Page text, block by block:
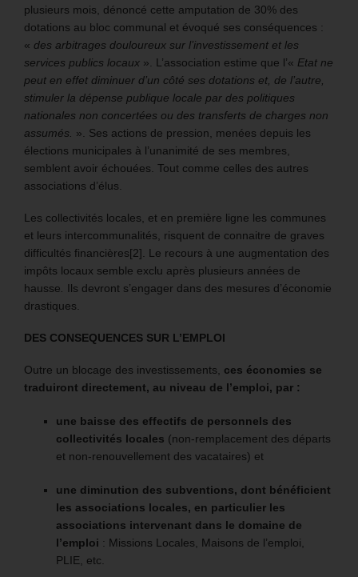
plusieurs mois, dénoncé cette amputation de 30% des
dotations au bloc communal et évoqué ses conséquences :
« des arbitrages douloureux sur l’investissement et les
services publics locaux ». L’association estime que l’« Etat ne
peut en effet diminuer d’un côté ses dotations et, de l’autre,
stimuler la dépense publique locale par des politiques
nationales non concertées ou des transferts de charges non
assumés.
». Ses actions de pression, menées depuis les
élections municipales à l’unanimité de ses membres,
semblent avoir échouées. Tout comme celles des autres
associations d’élus.
Les collectivités locales, et en première ligne les communes
et leurs intercommunalités, risquent de connaitre de graves
difficultés financières[2]. Le recours à une augmentation des
impôts locaux semble exclu après plusieurs années de
hausse
Ils devront s’engager dans des mesures d’économie
drastiques.
DES CONSEQUENCES SUR L’EMPLOI
Outre un blocage des investissements, ces économies se
traduiront directement, au niveau de l’emploi, par :
une baisse des effectifs de personnels des
collectivités locales (non-remplacement des départs
et non-renouvellement des vacataires) et
une diminution des subventions, dont bénéficient
les associations locales, en particulier les
associations intervenant dans le domaine de
l’emploi : Missions Locales, Maisons de l’emploi,
PLIE, etc.